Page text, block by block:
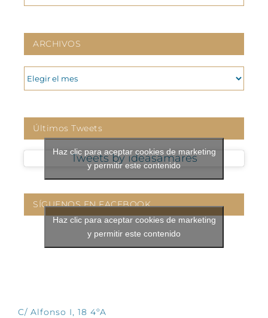
ARCHIVOS
ARCHIVOS
Últimos Tweets
Tweets by ideasamares
Haz clic para aceptar cookies de marketing
y permitir este contenido
SÍGUENOS EN FACEBOOK
Haz clic para aceptar cookies de marketing
y permitir este contenido
C/ Alfonso I, 18 4ºA